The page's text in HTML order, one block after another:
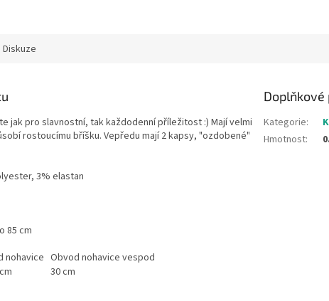
Diskuze
jak pro slavnostní, tak každodenní příležitost :) Mají velmi
rostoucímu bříšku. Vepředu mají 2 kapsy, "ozdobené"
3% elastan
85 cm
nohavice Obvod nohavice vespod
30 cm
Kategorie:
Hmotnost: